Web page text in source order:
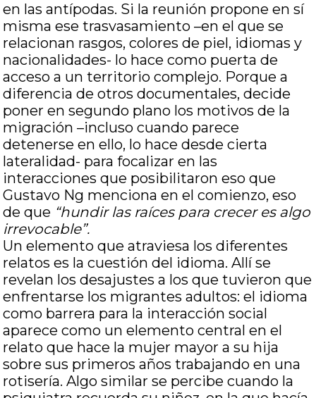
en las antípodas. Si la reunión propone en sí
misma ese trasvasamiento –en el que se
relacionan rasgos, colores de piel, idiomas y
nacionalidades- lo hace como puerta de
acceso a un territorio complejo. Porque a
diferencia de otros documentales, decide
poner en segundo plano los motivos de la
migración –incluso cuando parece
detenerse en ello, lo hace desde cierta
lateralidad- para focalizar en las
interacciones que posibilitaron eso que
Gustavo Ng menciona en el comienzo, eso
de que “hundir las raíces para crecer es algo
irrevocable”.
Un elemento que atraviesa los diferentes
relatos es la cuestión del idioma. Allí se
revelan los desajustes a los que tuvieron que
enfrentarse los migrantes adultos: el idioma
como barrera para la interacción social
aparece como un elemento central en el
relato que hace la mujer mayor a su hija
sobre sus primeros años trabajando en una
rotisería. Algo similar se percibe cuando la